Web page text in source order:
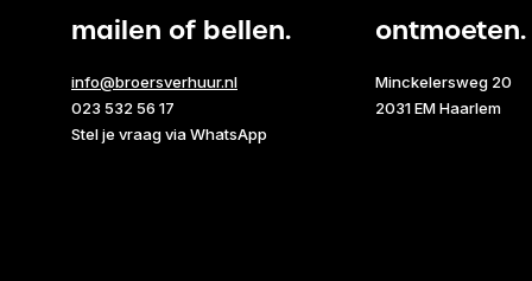
mailen of bellen.
info@broersverhuur.nl
023 532 56 17
Stel je vraag via WhatsApp
ontmoeten.
Minckelersweg 20
2031 EM Haarlem